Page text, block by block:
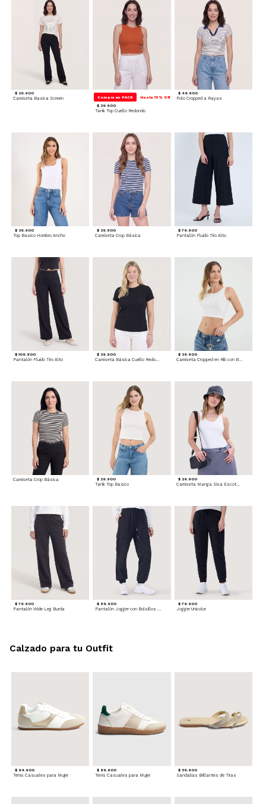
$ 39.900
Camiseta Basica Screen Compra en PACK Hasta 15% Off
$ 29.900
Tank Top Cuello Redondo
$ 49.900
Polo Cropped a Rayas
$ 39.900
Top Basico Hombro Ancho
$ 39.900
Camiseta Crop Básica
$ 79.900
Pantalón Fluido Tiro Alto
$ 109.900
Pantalón Fluido Tiro Alto
$ 39.900
Camiseta Básica Cuello Redondo
$ 39.900
Camiseta Cropped en Rib con Botones
Camiseta Crop Básica $ 29.900
Tank Top Basico
$ 29.900
Camiseta Manga Sisa Escotada
$ 79.900
Pantalón Wide Leg Burda
$ 89.900
Pantalón Jogger con Bolsillos Cargo
$ 79.900
Jogger Unicolor
$ 94.900
Tenis Casuales para Mujer
$ 89.900
Tenis Casuales para Mujer
$ 59.900
Sandalias Brillantes de Tiras
Calzado para tu Outfit